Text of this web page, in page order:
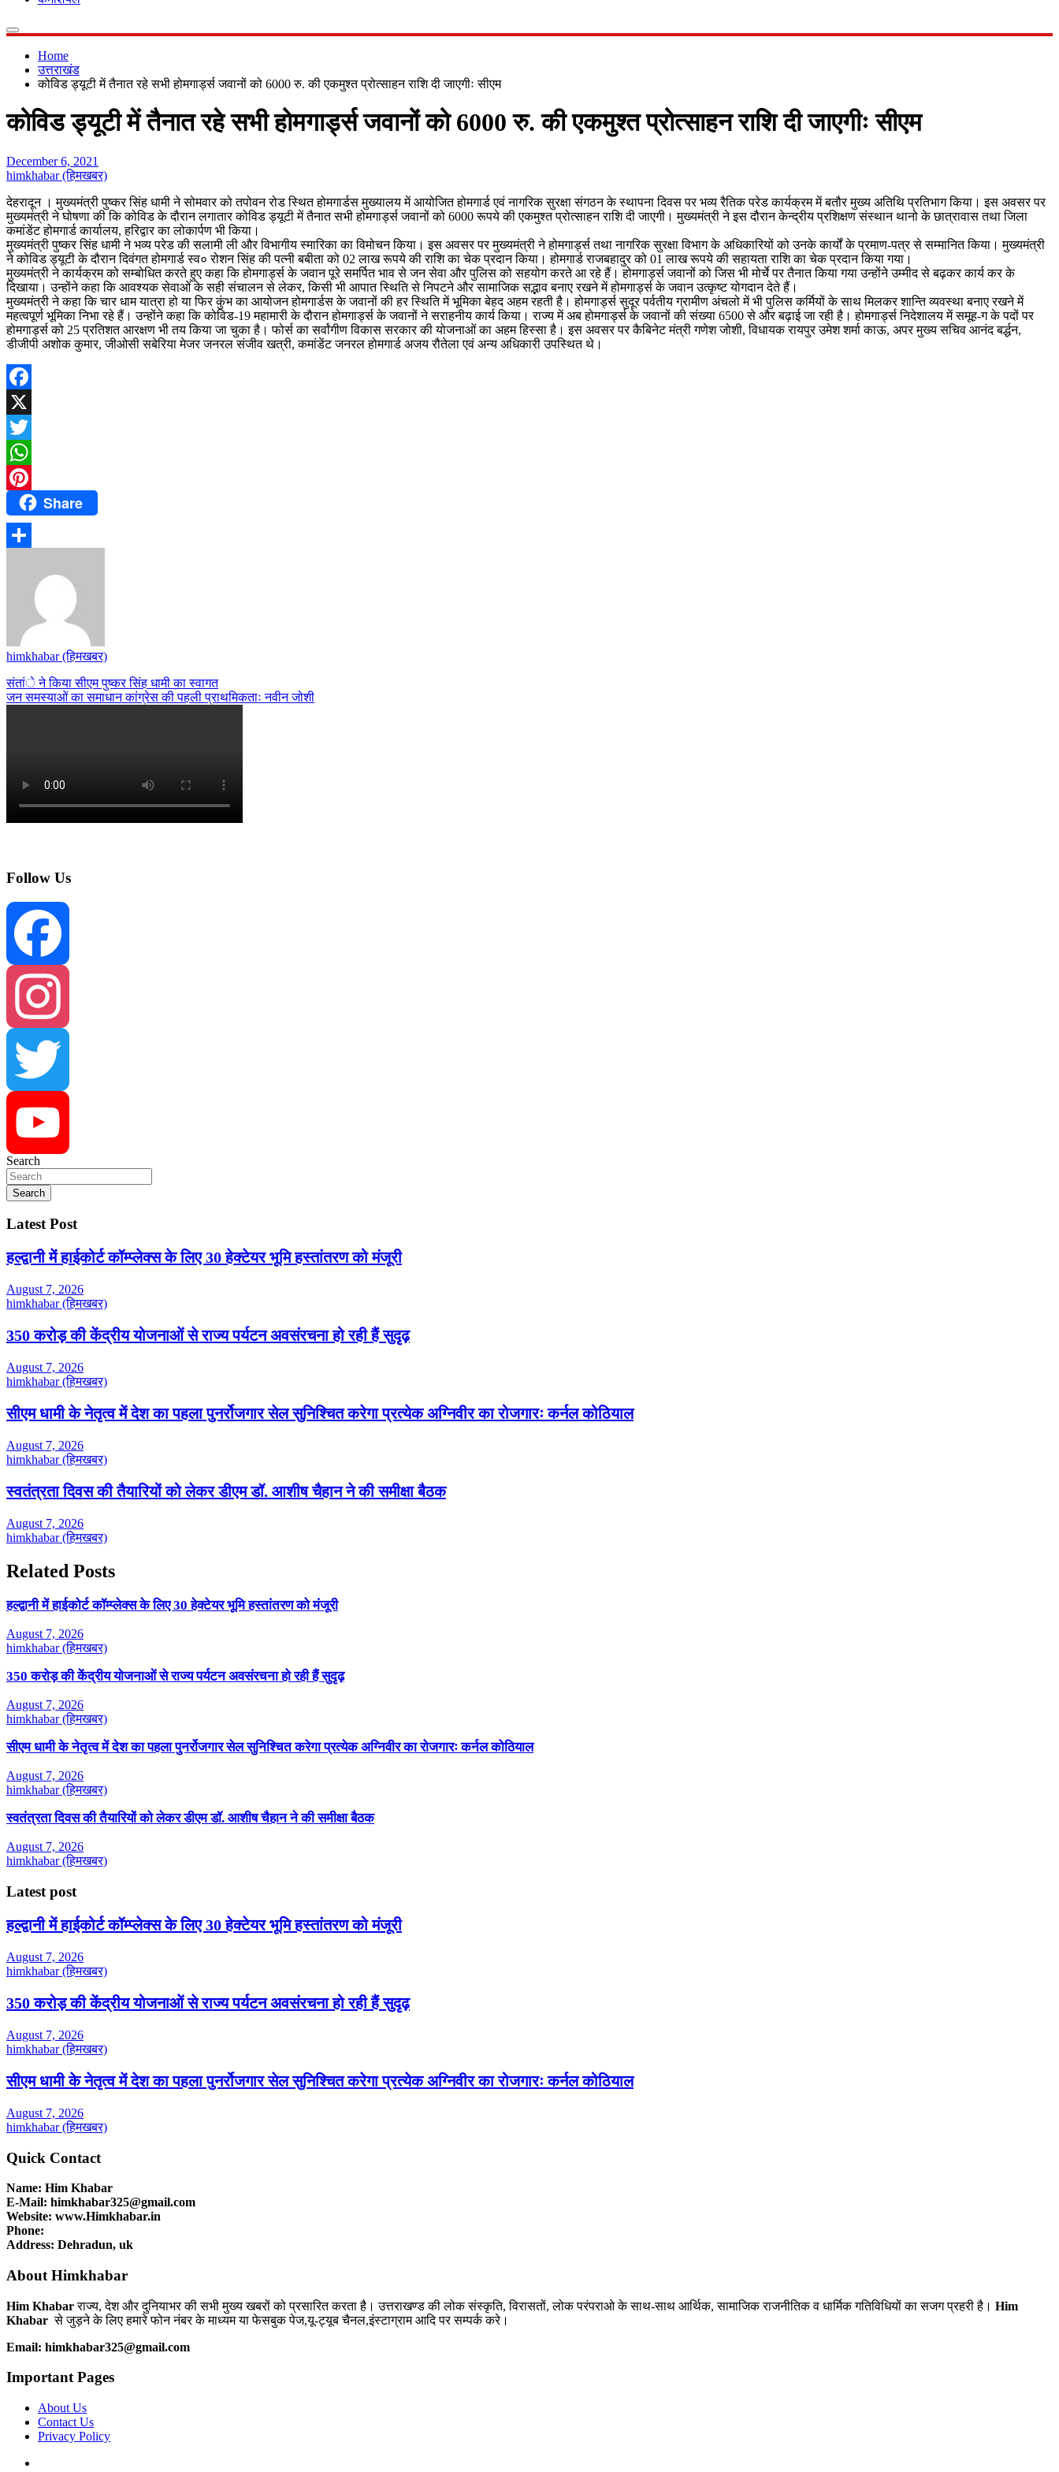
Home
उत्तराखंड
कोविड ड्यूटी में तैनात रहे सभी होमगार्ड्स जवानों को 6000 रु. की एकमुश्त प्रोत्साहन राशि दी जाएगीः सीएम
कोविड ड्यूटी में तैनात रहे सभी होमगार्ड्स जवानों को 6000 रु. की एकमुश्त प्रोत्साहन राशि दी जाएगीः सीएम
December 6, 2021
himkhabar (हिमखबर)
देहरादून । मुख्यमंत्री पुष्कर सिंह धामी ने सोमवार को तपोवन रोड स्थित होमगार्डस मुख्यालय में आयोजित होमगार्ड एवं नागरिक सुरक्षा संगठन के स्थापना दिवस पर भव्य रैतिक परेड कार्यक्रम में बतौर मुख्य अतिथि प्रतिभाग किया। इस अवसर पर
मुख्यमंत्री ने घोषणा की कि कोविड के दौरान लगातार कोविड ड्यूटी में तैनात सभी होमगार्ड्स जवानों को 6000 रूपये की एकमुश्त प्रोत्साहन राशि दी जाएगी। मुख्यमंत्री ने इस दौरान केन्द्रीय प्रशिक्षण संस्थान थानो के छात्रावास तथा जिला
कमांडेंट होमगार्ड कार्यालय, हरिद्वार का लोकार्पण भी किया।
मुख्यमंत्री पुष्कर सिंह धामी ने भव्य परेड की सलामी ली और विभागीय स्मारिका का विमोचन किया। इस अवसर पर मुख्यमंत्री ने होमगार्ड्स तथा नागरिक सुरक्षा विभाग के अधिकारियों को उनके कार्यों के प्रमाण-पत्र से सम्मानित किया। मुख्यमंत्री
ने कोविड ड्यूटी के दौरान दिवंगत होमगार्ड स्व० रोशन सिंह की पत्नी बबीता को 02 लाख रूपये की राशि का चेक प्रदान किया। होमगार्ड राजबहादुर को 01 लाख रूपये की सहायता राशि का चेक प्रदान किया गया।
मुख्यमंत्री ने कार्यक्रम को सम्बोधित करते हुए कहा कि होमगार्ड्स के जवान पूरे समर्पित भाव से जन सेवा और पुलिस को सहयोग करते आ रहे हैं। होमगार्ड्स जवानों को जिस भी मोर्चे पर तैनात किया गया उन्होंने उम्मीद से बढ़कर कार्य कर के
दिखाया। उन्होंने कहा कि आवश्यक सेवाओं के सही संचालन से लेकर, किसी भी आपात स्थिति से निपटने और सामाजिक सद्भाव बनाए रखने में होमगार्ड्स के जवान उत्कृष्ट योगदान देते हैं।
मुख्यमंत्री ने कहा कि चार धाम यात्रा हो या फिर कुंभ का आयोजन होमगार्डस के जवानों की हर स्थिति में भूमिका बेहद अहम रहती है। होमगार्ड्स सुदूर पर्वतीय ग्रामीण अंचलो में भी पुलिस कर्मियों के साथ मिलकर शान्ति व्यवस्था बनाए रखने में
महत्वपूर्ण भूमिका निभा रहे हैं। उन्होंने कहा कि कोविड-19 महामारी के दौरान होमगार्ड्स के जवानों ने सराहनीय कार्य किया। राज्य में अब होमगार्ड्स के जवानों की संख्या 6500 से और बढ़ाई जा रही है। होमगार्ड्स निदेशालय में समूह-ग के पदों पर
होमगार्ड्स को 25 प्रतिशत आरक्षण भी तय किया जा चुका है। फोर्स का सर्वांगीण विकास सरकार की योजनाओं का अहम हिस्सा है। इस अवसर पर कैबिनेट मंत्री गणेश जोशी, विधायक रायपुर उमेश शर्मा काऊ, अपर मुख्य सचिव आनंद बर्द्धन,
डीजीपी अशोक कुमार, जीओसी सबेरिया मेजर जनरल संजीव खत्री, कमांडेंट जनरल होमगार्ड अजय रौतेला एवं अन्य अधिकारी उपस्थित थे।
Facebook
X
Twitter
WhatsApp
PinterestShare
himkhabar (हिमखबर)
Post
navigation
संतांे ने किया सीएम पुष्कर सिंह धामी का स्वागत
जन समस्याओं का समाधान कांग्रेस की पहली प्राथमिकताः नवीन जोशी
Follow Us
Facebook
Instagram
Twitter
YouTube
Search
Search
Latest Post
हल्द्वानी में हाईकोर्ट कॉम्प्लेक्स के लिए 30 हेक्टेयर भूमि हस्तांतरण को मंजूरी
August 7, 2026
himkhabar (हिमखबर)
350 करोड़ की केंद्रीय योजनाओं से राज्य पर्यटन अवसंरचना हो रही हैं सुदृढ़
August 7, 2026
himkhabar (हिमखबर)
सीएम धामी के नेतृत्व में देश का पहला पुनर्रोजगार सेल सुनिश्चित करेगा प्रत्येक अग्निवीर का रोजगारः कर्नल कोठियाल
August 7, 2026
himkhabar (हिमखबर)
स्वतंत्रता दिवस की तैयारियों को लेकर डीएम डॉ. आशीष चैहान ने की समीक्षा बैठक
August 7, 2026
himkhabar (हिमखबर)
Related Posts
हल्द्वानी में हाईकोर्ट कॉम्प्लेक्स के लिए 30 हेक्टेयर भूमि हस्तांतरण को मंजूरी
August 7, 2026
himkhabar (हिमखबर)
350 करोड़ की केंद्रीय योजनाओं से राज्य पर्यटन अवसंरचना हो रही हैं सुदृढ़
August 7, 2026
himkhabar (हिमखबर)
सीएम धामी के नेतृत्व में देश का पहला पुनर्रोजगार सेल सुनिश्चित करेगा प्रत्येक अग्निवीर का रोजगारः कर्नल कोठियाल
August 7, 2026
himkhabar (हिमखबर)
स्वतंत्रता दिवस की तैयारियों को लेकर डीएम डॉ. आशीष चैहान ने की समीक्षा बैठक
August 7, 2026
himkhabar (हिमखबर)
Latest post
हल्द्वानी में हाईकोर्ट कॉम्प्लेक्स के लिए 30 हेक्टेयर भूमि हस्तांतरण को मंजूरी
August 7, 2026
himkhabar (हिमखबर)
350 करोड़ की केंद्रीय योजनाओं से राज्य पर्यटन अवसंरचना हो रही हैं सुदृढ़
August 7, 2026
himkhabar (हिमखबर)
सीएम धामी के नेतृत्व में देश का पहला पुनर्रोजगार सेल सुनिश्चित करेगा प्रत्येक अग्निवीर का रोजगारः कर्नल कोठियाल
August 7, 2026
himkhabar (हिमखबर)
Quick Contact
Name: Him Khabar
E-Mail: himkhabar325@gmail.com
Website: www.Himkhabar.in
Phone:
Address: Dehradun, uk
About Himkhabar
Him Khabarराज्य, देश और दुनियाभर की सभी मुख्य खबरों को प्रसारित करता है। उत्तराखण्ड की लोक संस्कृति, विरासतों, लोक परंपराओ के साथ-साथ आर्थिक, सामाजिक राजनीतिक व धार्मिक गतिविधियों का सजग प्रहरी है। Him
Khabar से जुड़ने के लिए हमारे फोन नंबर के माध्यम या फेसबुक पेज,यू-ट्यूब चैनल,इंस्टाग्राम आदि पर सम्पर्क करे।
Email: himkhabar325@gmail.com
Important Pages
About Us
Contact Us
Privacy Policy